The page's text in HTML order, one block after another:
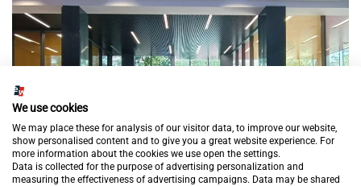
We use cookies
We may place these for analysis of our visitor data, to improve our website,
show personalised content and to give you a great website experience. For
more information about the cookies we use open the settings.
Data is collected for the purpose of advertising personalization and
measuring the effectiveness of advertising campaigns. Data may be shared